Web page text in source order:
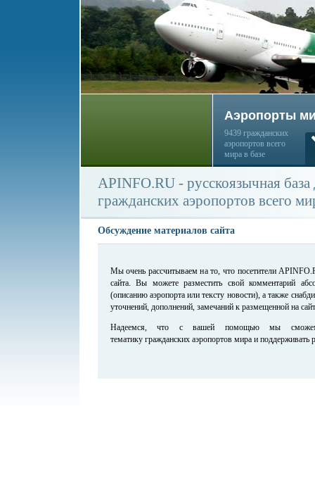
Аэропорты
9439 гражданских
аэропортов всего
мира в базе
APINFO.RU - русскоязычная
гражданских аэропортов всего
Обсуждение материалов сайта
Мы очень рассчитываем на то, что посетители
сайта. Вы можете разместить свой комментарий
(описанию аэропорта или тексту новости), а также
уточнений, дополнений, замечаний к размещенной на
Надеемся, что с вашей помощью мы сможем
тематику гражданских аэропортов мира и поддерживать